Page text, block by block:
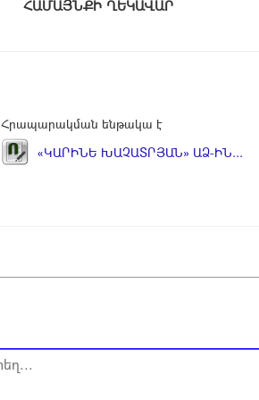
ՀԱՄԱՅՆՔԻ
Հրապարակման ենթակա է
«ԿԱՐԻՆԵ ԽԱՉԱՏՐՅԱՆ» ԱՁ-ԻՆ...